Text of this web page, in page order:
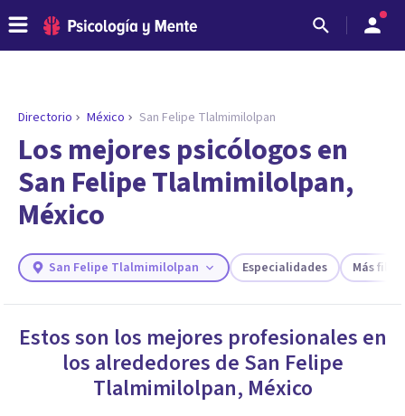
ENCONTRAR MI TERAPEUTA
¿Necesitas ayuda para encontrar el
psicólogo adecuado?
Responde a unas breves preguntas y te ofreceremos
los profesionales que más se ajustan a tus
Responder cuestionario
Directorio México San Felipe Tlalmimilolpan
Los mejores psicólogos en
San Felipe Tlalmimilolpan,
México
San Felipe Tlalmimilolpan Especialidades Más
Estos son los mejores profesionales en
los alrededores de San Felipe
Tlalmimilolpan, México